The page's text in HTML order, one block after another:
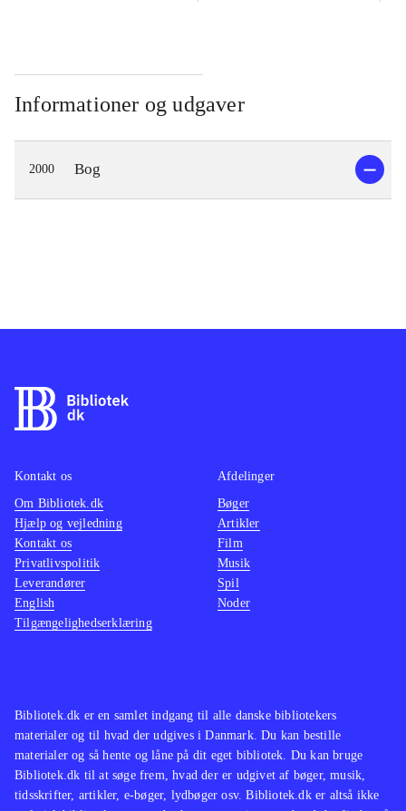
Informationer og udgaver
2000 Bog
Bibliotek.dk er en samlet indgang til alle danske bibliotekers
materialer og til hvad der udgives i Danmark. Du kan bestille
materialer og så hente og låne på dit eget bibliotek. Du kan bruge
Bibliotek.dk til at søge frem, hvad der er udgivet af bøger, musik,
tidsskrifter, artikler, e-bøger, lydbøger osv. Bibliotek.dk er altså ikke
Kontakt os
Om Bibliotek.dk
Hjælp og vejledning
Kontakt os
Privatlivspolitik
Leverandører
English
Tilgængelighedserklæring
Afdelinger
Bøger
Artikler
Film
Musik
Spil
Noder